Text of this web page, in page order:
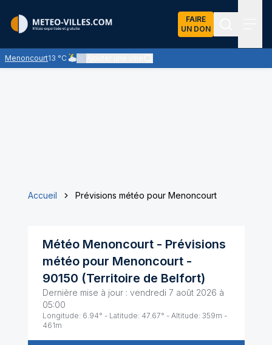
FAIRE
UN DON
Menoncourt13 °C
Ciel nuageux - les éclaircies et les nuages se partagent
Accueil Prévisions météo pour Menoncourt
Météo Menoncourt- Prévisions
météo pour Menoncourt-
90150 (Territoire de Belfort)
Dernière mise à jour : vendredi 7 août 2026 à
05:00
Longitude: 6.94° - Latitude: 47.67° - Altitude: 359m -
461m